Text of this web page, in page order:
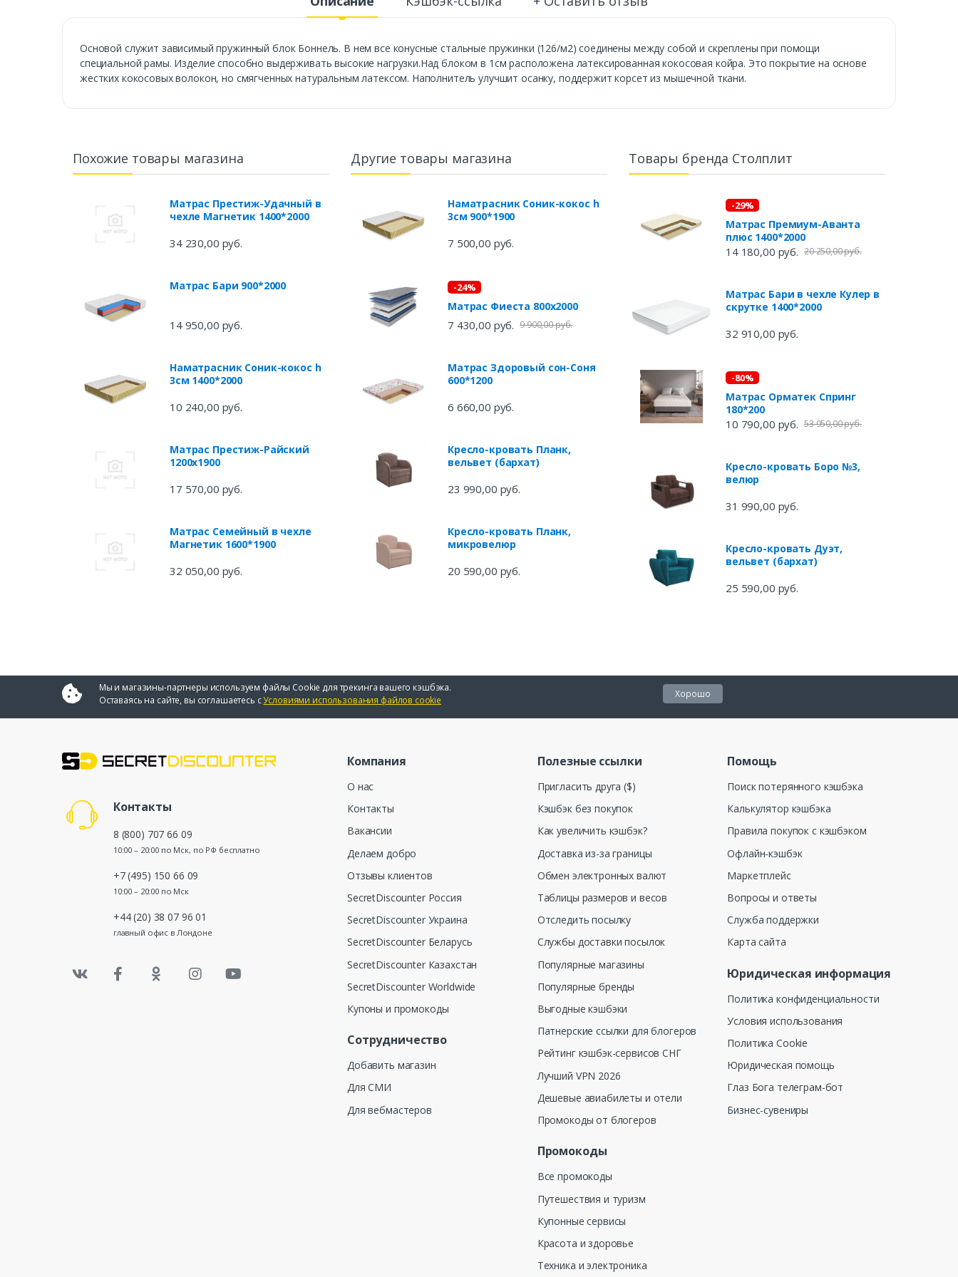
Основой служит зависимый пружинный блок Боннель. В нем все конусные стальные пружинки (126/м2) соединены между собой и скреплены при помощи
специальной рамы. Изделие способно выдерживать высокие нагрузки.Над блоком в 1см расположена латексированная кокосовая койра. Это покрытие на основе
жестких кокосовых волокон, но смягченных натуральным латексом. Наполнитель улучшит осанку, поддержит корсет из мышечной ткани.
Похожие товары магазина
Матрас Престиж-Удачный в
чехле Магнетик 1400*2000
34 230,00 руб.
Матрас Бари 900*2000
14 950,00 руб.
Наматрасник Соник-кокос h
3см 1400*2000
10 240,00 руб.
Матрас Престиж-Райский
1200х1900
17 570,00 руб.
Матрас Семейный в чехле
Магнетик 1600*1900
32 050,00 руб.
Другие товары магазина
Наматрасник Соник-кокос h
3см 900*1900
7 500,00 руб.
-24%
Матрас Фиеста 800х2000
7 430,00 руб. 9 900,00 руб.
Матрас Здоровый сон-Соня
600*1200
6 660,00 руб.
Кресло-кровать Планк,
вельвет (бархат)
23 990,00 руб.
Кресло-кровать Планк,
микровелюр
20 590,00 руб.
Товары бренда Столплит
-29%
Матрас Премиум-Аванта
плюс 1400*2000
14 180,00 руб. 20 250,00 руб.
Матрас Бари в чехле Кулер в
скрутке 1400*2000
32 910,00 руб.
-80%
Матрас Орматек Спринг
180*200
10 790,00 руб. 53 950,00 руб.
Кресло-кровать Боро №3,
велюр
31 990,00 руб.
Кресло-кровать Дуэт,
вельвет (бархат)
25 590,00 руб.
Мы и магазины-партнеры используем файлы Cookie для трекинга вашего кэшбэка.
Оставаясь на сайте, вы соглашаетесь сУсловиями использования файлов cookie
Хорошо
Контакты
8 (800) 707 66 09
10:00 – 20:00 по Мск, по РФ бесплатно
+7 (495) 150 66 09
10:00 – 20:00 по Мск
+44 (20) 38 07 96 01
главный офис в Лондоне
Компания
О нас
Контакты
Вакансии
Делаем добро
Отзывы клиентов
SecretDiscounter Россия
SecretDiscounter Украина
SecretDiscounter Беларусь
SecretDiscounter Казахстан
SecretDiscounter Worldwide
Купоны и промокоды
Сотрудничество
Добавить магазин
Для СМИ
Для вебмастеров
Полезные ссылки
Пригласить друга ($)
Кэшбэк без покупок
Как увеличить кэшбэк?
Доставка из-за границы
Обмен электронных валют
Таблицы размеров и весов
Отследить посылку
Службы доставки посылок
Популярные магазины
Популярные бренды
Выгодные кэшбэки
Патнерские ссылки для блогеров
Рейтинг кэшбэк-сервисов СНГ
Лучший VPN 2026
Дешевые авиабилеты и отели
Промокоды от блогеров
Промокоды
Все промокоды
Путешествия и туризм
Купонные сервисы
Красота и здоровье
Техника и электроника
Помощь
Поиск потерянного кэшбэка
Калькулятор кэшбэка
Правила покупок с кэшбэком
Офлайн-кэшбэк
Маркетплейс
Вопросы и ответы
Служба поддержки
Карта сайта
Юридическая информация
Политика конфиденциальности
Условия использования
Политика Cookie
Юридическая помощь
Глаз Бога телеграм-бот
Бизнес-сувениры